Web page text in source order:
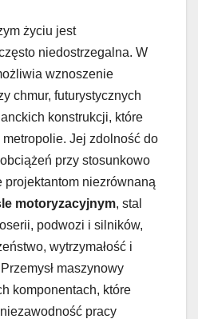
życiu jest
niedostrzegalna. W
wznoszenie
chmur, futurystycznych
konstrukcji, które
Jej zdolność do
przy stosunkowo
niezrównaną
motoryzacyjnym, stal
podwozi i silników,
wytrzymałość i
maszynowy
komponentach, które
pracy